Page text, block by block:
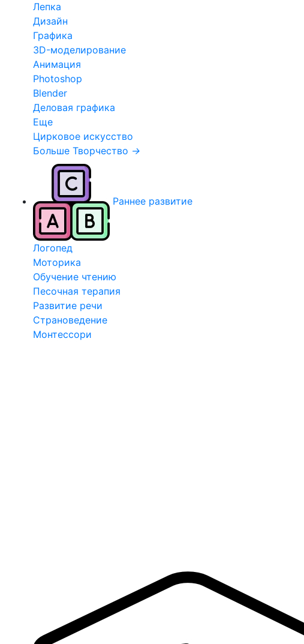
Лепка
Дизайн
Графика
3D-моделирование
Анимация
Photoshop
Blender
Деловая графика
Еще
Цирковое искусство
Больше Творчество →
Раннее развитие
Логопед
Моторика
Обучение чтению
Песочная терапия
Развитие речи
Страноведение
Монтессори